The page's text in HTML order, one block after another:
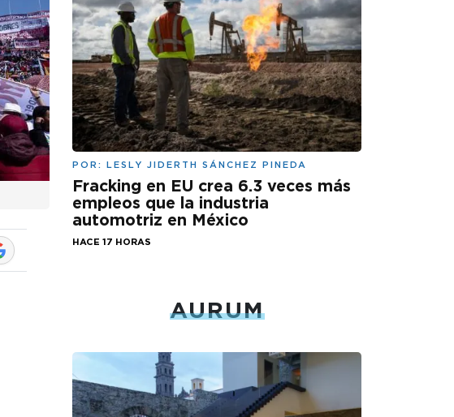
POR: LESLY JIDERTH SÁNCHEZ PINEDA
Fracking en EU crea 6.3 veces más
empleos que la industria
automotriz en México
HACE 17 HORAS
AURUM